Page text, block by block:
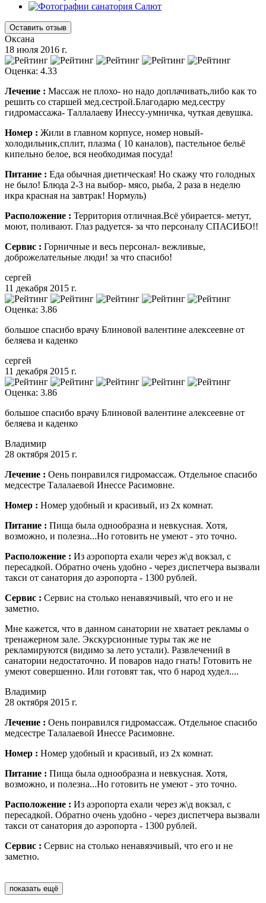
Оставить отзыв
Оксана
18 июля 2016 г.
Оценка: 4.33
Лечение : Массаж не плохо- но надо доплачивать,либо как то
решить со старшей мед.сестрой.Благодарю мед.сестру
гидромассажа- Таллалаеву Инессу-умничка, чуткая девушка.
Номер : Жили в главном корпусе, номер новый-
холодильник,сплит, плазма ( 10 каналов), пастельное бельё
кипельно белое, вся необходимая посуда!
Питание : Еда обычная диетическая! Но скажу что голодных
не было! Блюда 2-3 на выбор- мясо, рыба, 2 раза в неделю
икра красная на завтрак! Нормуль)
Расположение : Территория отличная.Всё убирается- метут,
моют, поливают. Глаз радуется- за что персоналу СПАСИБО!!
Сервис : Горничные и весь персонал- вежливые,
доброжелательные люди! за что спасибо!
сергей
11 декабря 2015 г.
Оценка: 3.86
большое спасибо врачу Блиновой валентине алексеевне от
беляева и каденко
сергей
11 декабря 2015 г.
Оценка: 3.86
большое спасибо врачу Блиновой валентине алексеевне от
беляева и каденко
Владимир
28 октября 2015 г.
Лечение : Оень понравился гидромассаж. Отдельное спасибо
медсестре Талалаевой Инессе Расимовне.
Номер : Номер удобный и красивый, из 2х комнат.
Питание : Пища была однообразна и невкусная. Хотя,
возможно, и полезна...Но готовить не умеют - это точно.
Расположение : Из аэропорта ехали через ж\д вокзал, с
пересадкой. Обратно очень удобно - через диспетчера вызвали
такси от санатория до аэропорта - 1300 рублей.
Сервис : Сервис на столько ненавязчивый, что его и не
заметно.
Мне кажется, что в данном санатории не хватает рекламы о
тренажерном зале. Экскурсионные туры так же не
рекламируются (видимо за лето устали). Развлечений в
санатории недостаточно. И поваров надо гнать! Готовить не
умеют совершенно. Или готовят так, что б народ худел....
Владимир
28 октября 2015 г.
Лечение : Оень понравился гидромассаж. Отдельное спасибо
медсестре Талалаевой Инессе Расимовне.
Номер : Номер удобный и красивый, из 2х комнат.
Питание : Пища была однообразна и невкусная. Хотя,
возможно, и полезна...Но готовить не умеют - это точно.
Расположение : Из аэропорта ехали через ж\д вокзал, с
пересадкой. Обратно очень удобно - через диспетчера вызвали
такси от санатория до аэропорта - 1300 рублей.
Сервис : Сервис на столько ненавязчивый, что его и не
заметно.
показать ещё